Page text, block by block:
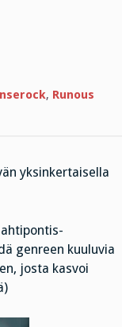
, Runous
yksinkertaisella
genreen kuuluvia
josta kasvoi